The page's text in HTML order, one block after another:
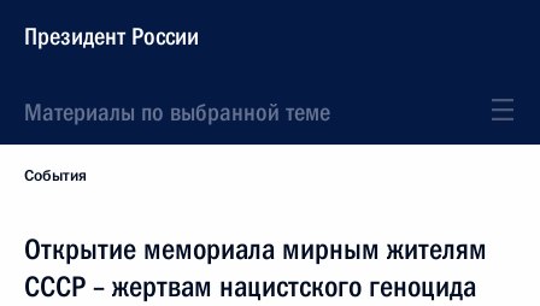
Президент России
Материалы по выбранной теме
События
Открытие мемориала мирным жителям
СССР – жертвам нацистского геноцида